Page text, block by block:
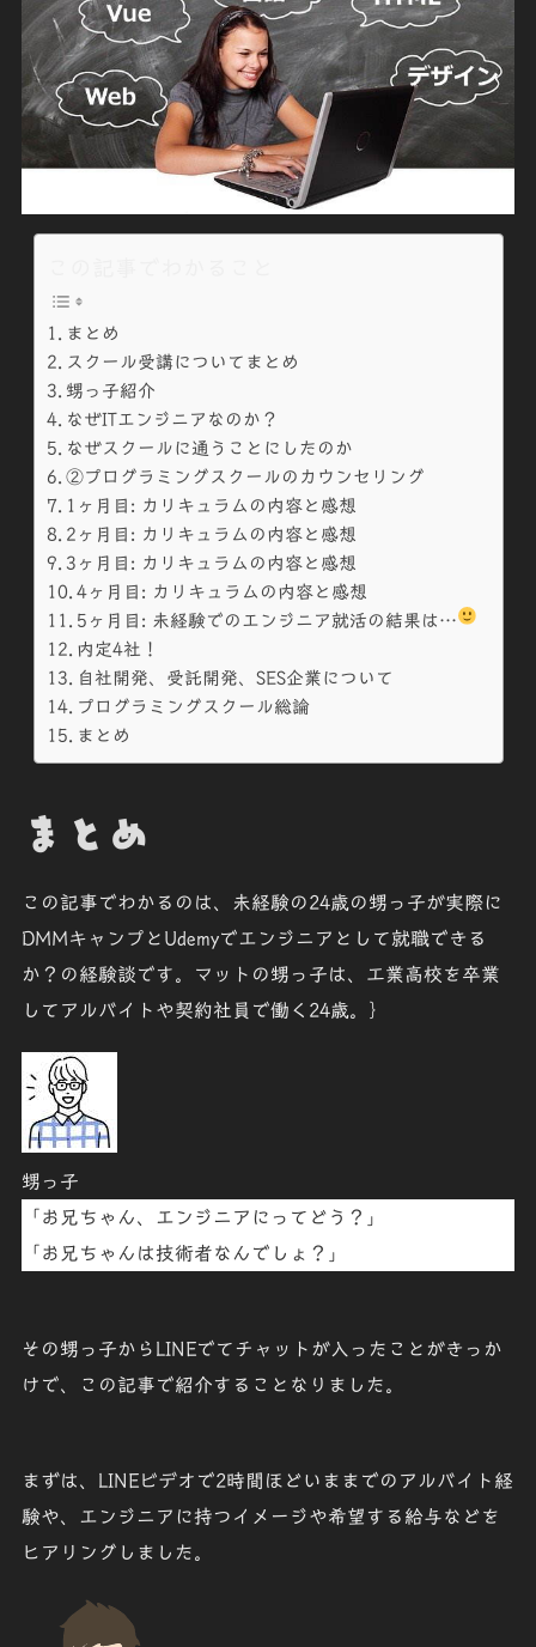
まとめ
スクール受講についてまとめ
甥っ子紹介
なぜITエンジニアなのか？
なぜスクールに通うことにしたのか
②プログラミングスクールのカウンセリング
1ヶ月目: カリキュラムの内容と感想
2ヶ月目: カリキュラムの内容と感想
3ヶ月目: カリキュラムの内容と感想
4ヶ月目: カリキュラムの内容と感想
5ヶ月目: 未経験でのエンジニア就活の結果は…
内定4社！
自社開発、受託開発、SES企業について
プログラミングスクール総論
まとめ
まとめ
この記事でわかるのは、未経験の24歳の甥っ子が実際に
DMMキャンプとUdemyでエンジニアとして就職できる
か？の経験談です。マットの甥っ子は、工業高校を卒業
してアルバイトや契約社員で働く24歳。｝
甥っ子
「 お兄ちゃん、エンジニアにってどう？ 」
「 お兄ちゃんは技術者なんでしょ？ 」
その甥っ子からLINEでてチャットが入ったことがきっか
けで、この記事で紹介することなりました。
まずは、LINEビデオで2時間ほどいままでのアルバイト経
験や、エンジニアに持つイメージや希望する給与などを
ヒアリングしました。